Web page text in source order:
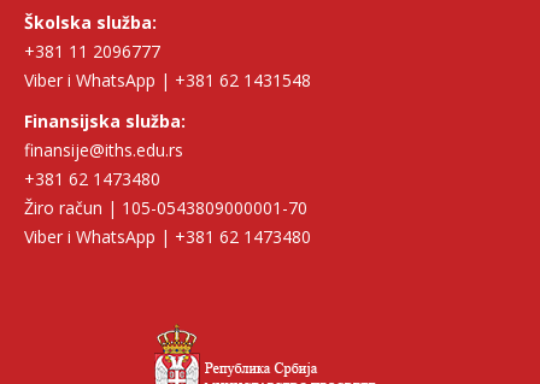
Školska služba:
+381 11 2096777
Viber i WhatsApp | +381 62 1431548
Finansijska služba:
finansije@iths.edu.rs
+381 62 1473480
Žiro račun | 105-0543809000001-70
Viber i WhatsApp | +381 62 1473480